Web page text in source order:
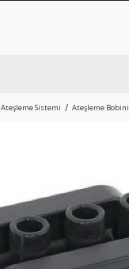
Ateşleme Sistemi Ateşleme Bobini